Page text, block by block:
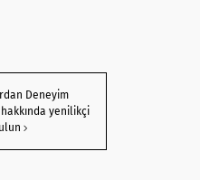
Deneyim
yenilikçi